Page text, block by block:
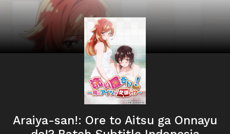
Araiya-san!: Ore to Aitsu ga Onnayu